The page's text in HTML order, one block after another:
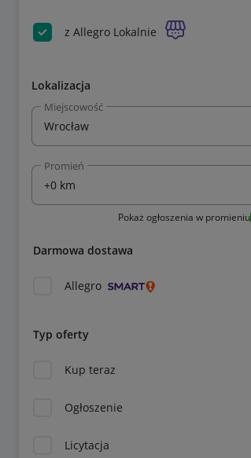
z Allegro Lokalnie
Lokalizacja
Miejscowość
Promień
Pokaż ogłoszenia w promieniu
Darmowa dostawa
Allegro
Typ oferty
Kup teraz
Ogłoszenie
Licytacja